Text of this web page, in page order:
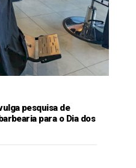
pesquisa de
para o Dia dos